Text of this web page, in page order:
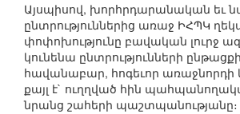
Այսպիսով, խորհրդարանական
ընտրություններից առաջ ԻՀՊԿ
փոփոխությունը բավական լուրջ
կունենա ընտրությունների
հավանաբար, հոգեւոր առաջնորդի
քայլ է` ուղղված հին
նրանց շահերի պաշտպանությանը։